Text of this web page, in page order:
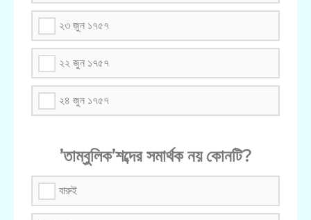
২৩ জুন ১৭৫৭
২২ জুন ১৭৫৭
২৪ জুন ১৭৫৭
’তাম্বুলিক’শব্দের সমার্থক নয় কোনটি?
বারুই